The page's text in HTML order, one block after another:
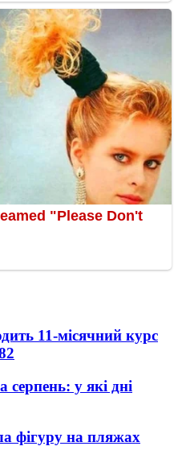
11-місячний курс
у які дні
фігуру на пляжах